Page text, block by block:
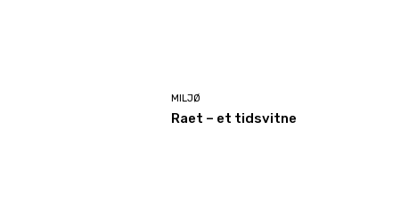
MILJØ
Raet – et tidsvitne